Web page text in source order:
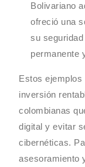
Bolivariano
ofreció una
su
permanente
Estos ejemplos
inversión
colombianas
digital y evitar
cibernéticas.
asesoramiento